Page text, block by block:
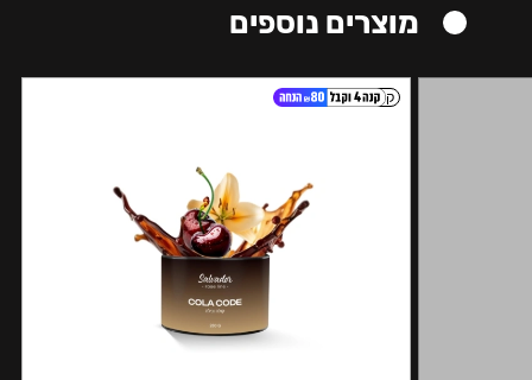
מוצרים נוספים
קל